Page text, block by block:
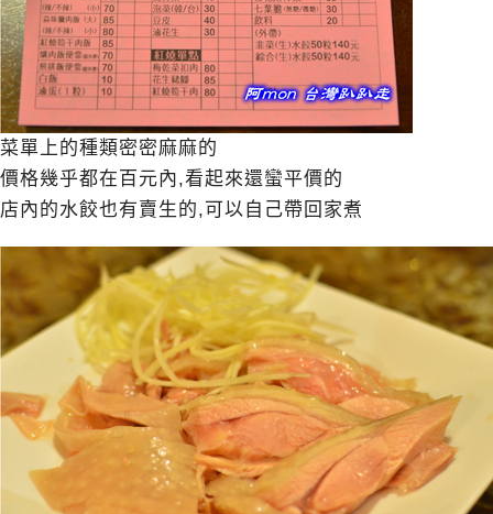
菜單上的種類密密麻麻的
價格幾乎都在百元內,看起來還蠻平價的
店內的水餃也有賣生的,可以自己帶回家煮